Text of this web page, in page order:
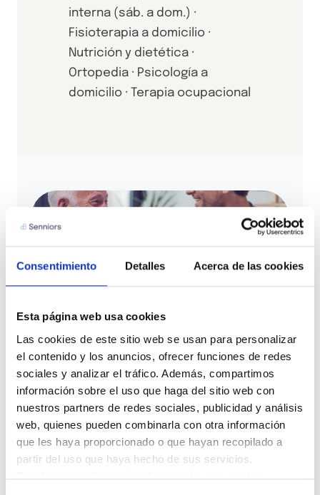
Consentimiento Detalles Acerca de las cookies
Esta página web usa cookies
Las cookies de este sitio web se usan para personalizar
el contenido y los anuncios, ofrecer funciones de redes
sociales y analizar el tráfico. Además, compartimos
información sobre el uso que haga del sitio web con
nuestros partners de redes sociales, publicidad y análisis
web, quienes pueden combinarla con otra información
que les haya proporcionado o que hayan recopilado a
partir del uso que haya hecho de sus servicios.
Puedes consultar más información en nuestra
interna (sáb. a dom.) ·
Fisioterapia a domicilio ·
Nutrición y dietética ·
Ortopedia · Psicología a
domicilio · Terapia ocupacional
CONTACTO
Resuelve tus dudas con
nuestro equipo
Queremos que te sientas acompañado en este
proceso. Déjanos tus datos y nuestro equipo te